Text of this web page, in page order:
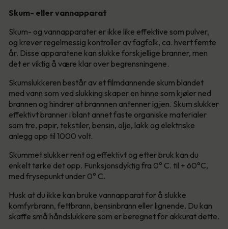
Skum- eller vannapparat
Skum- og vannapparater er ikke like effektive som pulver,
og krever regelmessig kontroller av fagfolk, ca. hvert femte
år. Disse apparatene kan slukke forskjellige branner, men
det er viktig å være klar over begrensningene.
Skumslukkeren består av et filmdannende skum blandet
med vann som ved slukking skaper en hinne som kjøler ned
brannen og hindrer at brannnen antenner igjen. Skum slukker
effektivt branner i blant annet faste organiske materialer
som tre, papir, tekstiler, bensin, olje, lakk og elektriske
anlegg opp til 1000 volt.
Skummet slukker rent og effektivt og etter bruk kan du
enkelt tørke det opp. Funksjonsdyktig fra 0° C. til + 60°C,
med frysepunkt under 0° C.
Husk at du ikke kan bruke vannapparat for å slukke
komfyrbrann, fettbrann, bensinbrann eller lignende. Du kan
skaffe små håndslukkere som er beregnet for akkurat dette.